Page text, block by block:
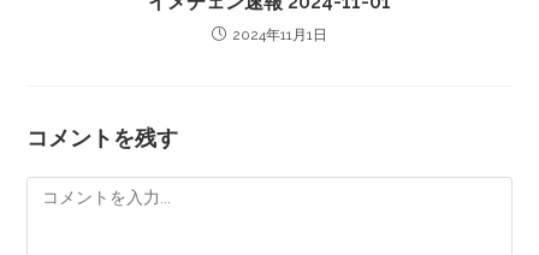
2024年11月1日
コメントを残す